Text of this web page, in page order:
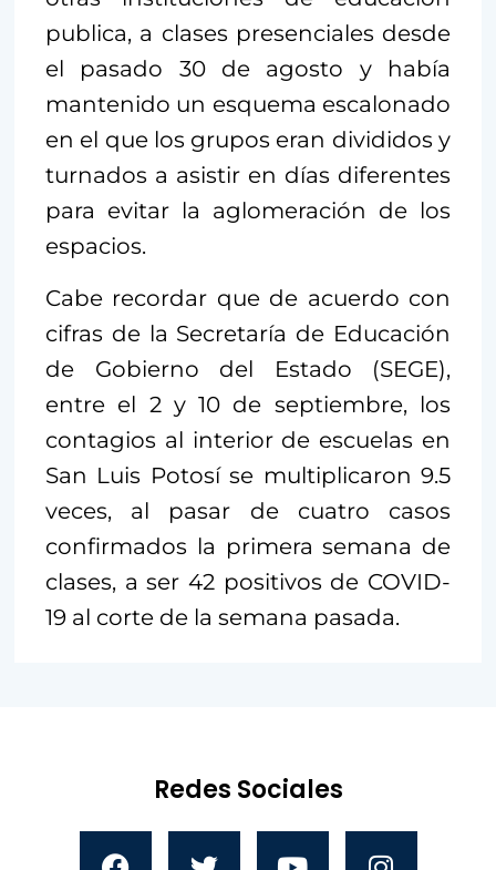
publica, a clases presenciales desde
el pasado 30 de agosto y había
mantenido un esquema escalonado
en el que los grupos eran divididos y
turnados a asistir en días diferentes
para evitar la aglomeración de los
espacios.
Cabe recordar que de acuerdo con
cifras de la Secretaría de Educación
de Gobierno del Estado (SEGE),
entre el 2 y 10 de septiembre, los
contagios al interior de escuelas en
San Luis Potosí se multiplicaron 9.5
veces, al pasar de cuatro casos
confirmados la primera semana de
clases, a ser 42 positivos de COVID-
19 al corte de la semana pasada.
Redes Sociales